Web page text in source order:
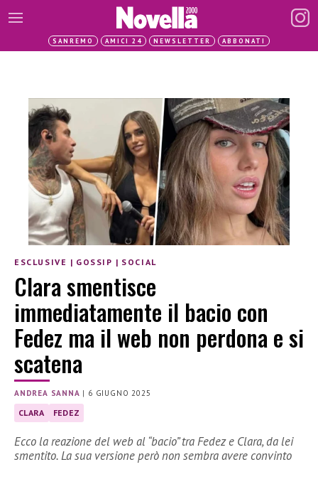
SANREMO AMICI 24 NEWSLETTER ABBONATI
ESCLUSIVE | GOSSIP | SOCIAL
Clara smentisce
immediatamente il bacio con
Fedez ma il web non perdona e si
scatena
ANDREA SANNA | 6 GIUGNO 2025
CLARA FEDEZ
Ecco la reazione del web al “bacio” tra Fedez e Clara, da lei
smentito. La sua versione però non sembra avere convinto